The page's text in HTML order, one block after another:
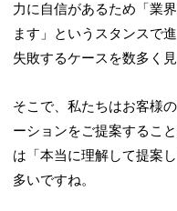
力に自信があるため「業
ます」というスタンスで
失敗するケースを数多く見
そこで、私たちはお客様
ーションをご提案するこ
は「本当に理解して提案
多いですね。